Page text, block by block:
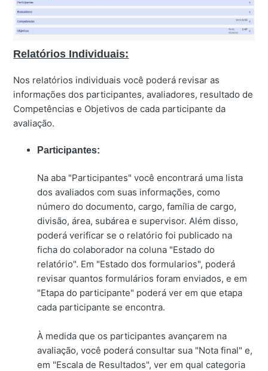
Relatórios Individuais:
Nos relatórios individuais você poderá revisar as
informações dos participantes, avaliadores, resultado de
Competências e Objetivos de cada participante da
avaliação.
Participantes:
Na aba "Participantes" você encontrará uma lista
dos avaliados com suas informações, como
número do documento, cargo, família de cargo,
divisão, área, subárea e supervisor. Além disso,
poderá verificar se o relatório foi publicado na
ficha do colaborador na coluna "Estado do
relatório". Em "Estado dos formularios", poderá
revisar quantos formulários foram enviados, e em
"Etapa do participante" poderá ver em que etapa
cada participante se encontra.
À medida que os participantes avançarem na
avaliação, você poderá consultar sua "Nota final" e,
em "Escala de Resultados", ver em qual categoria